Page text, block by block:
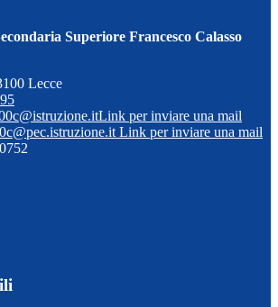
Superiore Francesco Calasso
Lecce
Link per inviare una mail
Link per inviare una mail